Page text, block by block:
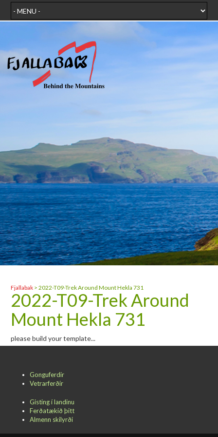
Fjallabak >2022-T09-Trek Around Mount Hekla 731
2022-T09-Trek Around
Mount Hekla 731
please build your template...
Gonguferdir
Vetrarferðir
Gisting í landinu
Ferðatækið þitt
Almenn skilyrði